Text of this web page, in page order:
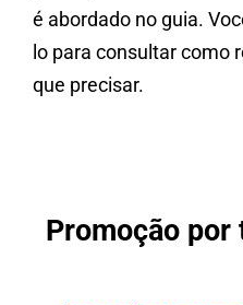
é abordado no guia.
lo para consultar como
que precisar.
Promoção